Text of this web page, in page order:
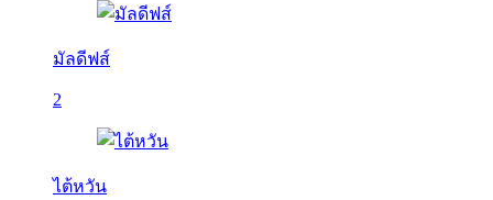
มัลดีฟส์
2
ไต้หวัน